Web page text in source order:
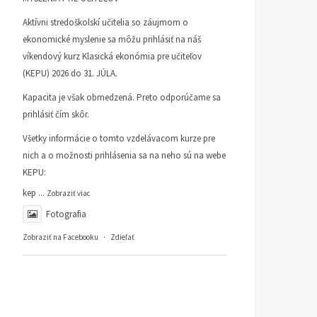
NOVEMBRA 2025
Aktívni stredoškolskí učitelia so záujmom o
ekonomické myslenie sa môžu prihlásiť na náš
víkendový kurz Klasická ekonómia pre učiteľov
(KEPU) 2026 do 31. JÚLA.
Kapacita je však obmedzená. Preto odporúčame sa
prihlásiť čím skôr.
Všetky informácie o tomto vzdelávacom kurze pre
nich a o možnosti prihlásenia sa na neho sú na webe
KEPU:
kep ... Zobraziť viac
Fotografia
Zobraziť na Facebooku · Zdieľať